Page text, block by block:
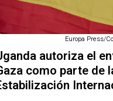
Europa Press/
autoriza el
como parte de